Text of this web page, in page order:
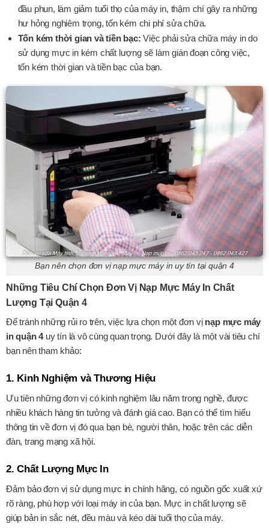
đầu phun, làm giảm tuổi thọ của máy in, thậm chí gây ra những
hư hỏng nghiêm trọng, tốn kém chi phí sửa chữa.
Tốn kém thời gian và tiền bạc: Việc phải sửa chữa máy in do
sử dụng mực in kém chất lượng sẽ làm gián đoạn công việc,
tốn kém thời gian và tiền bạc của bạn.
Bạn nên chọn đơn vị nạp mực máy in uy tín tại quận 4
Những Tiêu Chí Chọn Đơn Vị Nạp Mực Máy In Chất
Lượng Tại Quận 4
Để tránh những rủi ro trên, việc lựa chọn một đơn vị nạp mực máy
in quận 4uy tín là vô cùng quan trọng. Dưới đây là một vài tiêu chí
bạn nên tham khảo:
1. Kinh Nghiệm và Thương Hiệu
Ưu tiên những đơn vị có kinh nghiệm lâu năm trong nghề, được
nhiều khách hàng tin tưởng và đánh giá cao. Bạn có thể tìm hiểu
thông tin về đơn vị đó qua bạn bè, người thân, hoặc trên các diễn
đàn, trang mạng xã hội.
2. Chất Lượng Mực In
Đảm bảo đơn vị sử dụng mực in chính hãng, có nguồn gốc xuất xứ
rõ ràng, phù hợp với loại máy in của bạn. Mực in chất lượng sẽ
giúp bản in sắc nét, đều màu và kéo dài tuổi thọ của máy.